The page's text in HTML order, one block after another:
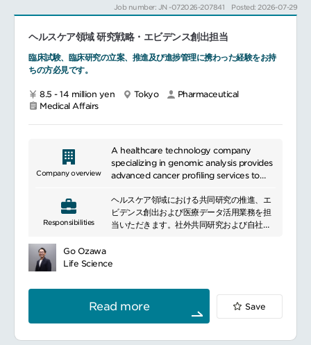
Job number: JN -072026-207841 Posted: 2026-07-29
ヘルスケア領域 研究戦略・エビデンス創出担当
臨床試験、臨床研究の立案、推進及び進捗管理に携わった経験をお持
ちの方必見です。
8.5 - 14 million yen Tokyo
Pharmaceutical
Medical Affairs
Company overview
A healthcare technology company
specializing in genomic analysis provides
advanced cancer profiling services to
offering leverages DNA and RNA-based
diagnostics to enable more accurate
treatment decisions. The company
Responsibilities
ヘルスケア領域における共同研究の推進、エ
ビデンス創出および医療データ活用業務を担
当いただきます。社外共同研究および自社主
進捗管理
術発信の推進
製品・サービスに関する研究戦略および情報
発信計画の策定
国内外の関係者と連携した研究テーマの企
Go Ozawa
Life Science
Read more Save